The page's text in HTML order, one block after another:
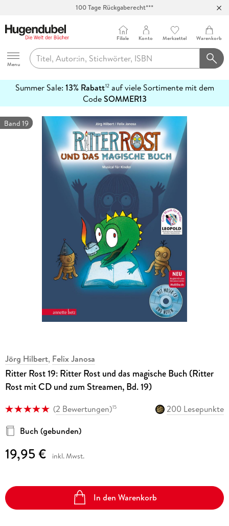
100 Tage Rückgaberecht***
Hugendubel
Menu
Filiale Konto Merkzettel Warenkorb
Summer Sale: 13% Rabatt12auf viele Sortimente mit dem
CodeSOMMER13
erfahren
Band 19
Jörg Hilbert, Felix Janosa
Ritter Rost 19: Ritter Rost und das magische Buch (Ritter
Rost mit CD und zum Streamen, Bd. 19)
(2 Bewertungen)15
200 Lesepunkte
Buch (gebunden)
19,95 € inkl. Mwst.
In den Warenkorb